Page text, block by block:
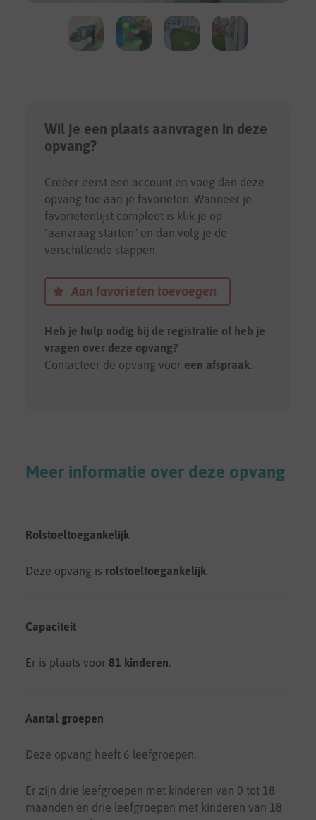
Wil je een plaats aanvragen in deze
opvang?
Creëer eerst een account en voeg dan deze
opvang toe aan je favorieten. Wanneer je
favorietenlijst compleet is klik je op
"aanvraag starten" en dan volg je de
verschillende stappen.
Aan favorieten toevoegen
Heb je hulp nodig bij de registratie of heb je
vragen over deze opvang?
Contacteer de opvang voor een afspraak
Meer informatie over deze opvang
Rolstoeltoegankelijk
Deze opvang is rolstoeltoegankelijk
Capaciteit
Er is plaats voor 81 kinderen
Aantal groepen
Deze opvang heeft 6 leefgroepen.
Er zijn drie leefgroepen met kinderen van 0 tot 18
maanden en drie leefgroepen met kinderen van 18